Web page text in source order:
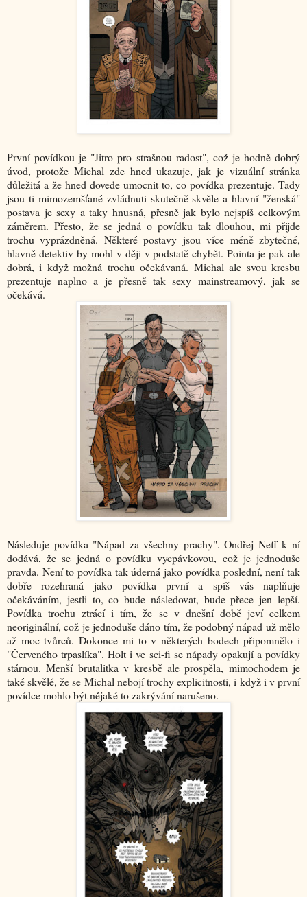
První povídkou je "Jitro pro strašnou radost", což je hodně dobrý
úvod, protože Michal zde hned ukazuje, jak je vizuální stránka
důležitá a že hned dovede umocnit to, co povídka prezentuje. Tady
jsou ti mimozemšťané zvládnuti skutečně skvěle a hlavní "ženská"
postava je sexy a taky hnusná, přesně jak bylo nejspíš celkovým
záměrem. Přesto, že se jedná o povídku tak dlouhou, mi přijde
trochu vyprázdněná. Některé postavy jsou více méně zbytečné,
hlavně detektiv by mohl v ději v podstatě chybět. Pointa je pak ale
dobrá, i když možná trochu očekávaná. Michal ale svou kresbu
prezentuje naplno a je přesně tak sexy mainstreamový, jak se
očekává.
Následuje povídka "Nápad za všechny prachy". Ondřej Neff k ní
dodává, že se jedná o povídku vycpávkovou, což je jednoduše
pravda. Není to povídka tak úderná jako povídka poslední, není tak
dobře rozehraná jako povídka první a spíš vás naplňuje
očekáváním, jestli to, co bude následovat, bude přece jen lepší.
Povídka trochu ztrácí i tím, že se v dnešní době jeví celkem
neoriginální, což je jednoduše dáno tím, že podobný nápad už mělo
až moc tvůrců. Dokonce mi to v některých bodech připomnělo i
"Červeného trpaslíka". Holt i ve sci-fi se nápady opakují a povídky
stárnou. Menší brutalitka v kresbě ale prospěla, mimochodem je
také skvělé, že se Michal nebojí trochy explicitnosti, i když i v první
povídce mohlo být nějaké to zakrývání narušeno.